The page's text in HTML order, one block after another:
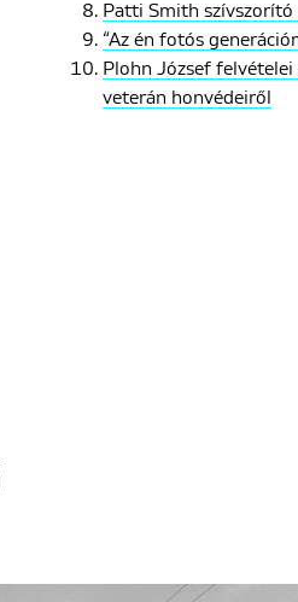
Patti Smith
“Az én fotós
Plohn József
veterán honvédeiről